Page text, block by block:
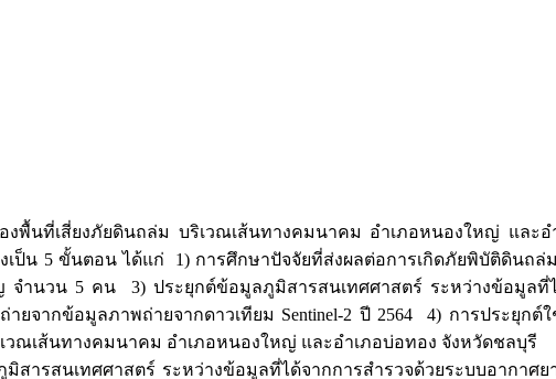
ยงภัยดินถล่ม บริเวณเส้นทางคมนาคม อำเภอหนองใหญ่ และอำเ
เป็น 5 ขั้นตอน ได้แก่ 1) การศึกษาปัจจัยที่ส่งผลต่อการเกิดภัยพิบัติดินถล่
ญ จำนวน 5 คน 3) ประยุกต์ข้อมูลภูมิสารสนเทศศาสตร์ ระหว่างข้อมูลที่
ถ่ายจากข้อมูลภาพถ่ายจากดาวเทียม Sentinel-2 ปี 2564 4) การประยุ
วณเส้นทางคมนาคม อำเภอหนองใหญ่ และอำเภอบ่อทอง จังหวัดชลบุรี
เทศศาสตร์ ระหว่างข้อมูลที่ได้จากการสำรวจด้วยระบบอากาศยานไ